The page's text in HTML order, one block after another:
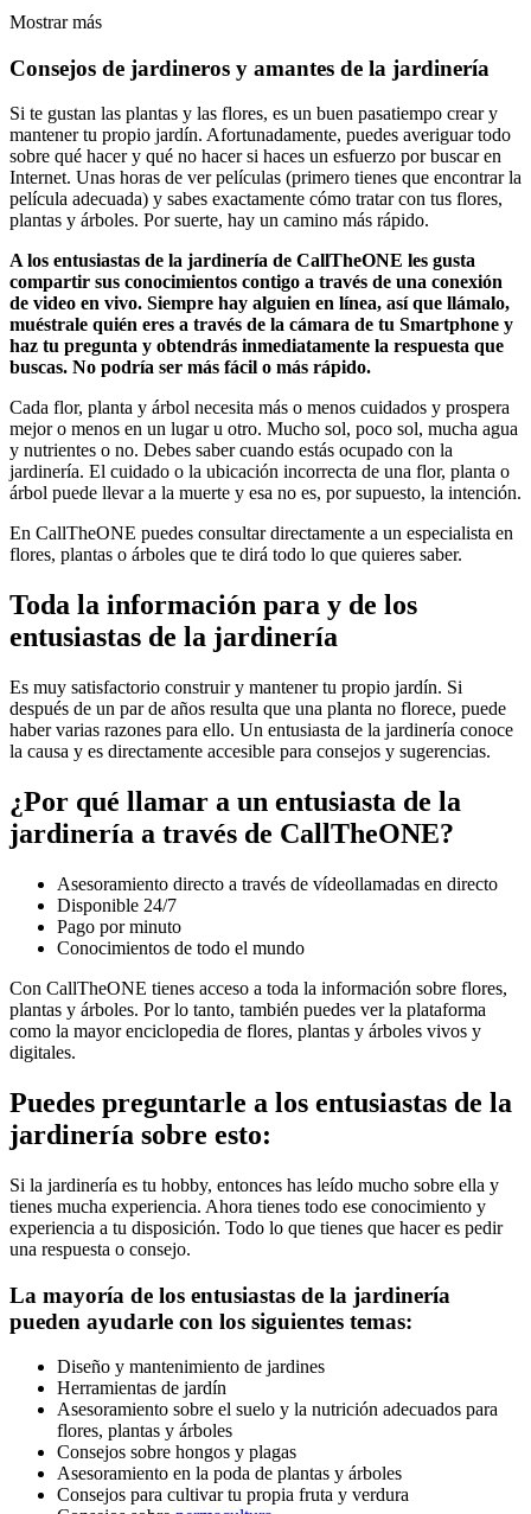
Mostrar más
Consejos de jardineros y amantes de la jardinería
Si te gustan las plantas y las flores, es un buen pasatiempo crear y
mantener tu propio jardín. Afortunadamente, puedes averiguar todo
sobre qué hacer y qué no hacer si haces un esfuerzo por buscar en
Internet. Unas horas de ver películas (primero tienes que encontrar la
película adecuada) y sabes exactamente cómo tratar con tus flores,
plantas y árboles. Por suerte, hay un camino más rápido.
A los entusiastas de la jardinería de CallTheONE les gusta
compartir sus conocimientos contigo a través de una conexión
de video en vivo. Siempre hay alguien en línea, así que llámalo,
muéstrale quién eres a través de la cámara de tu Smartphone y
haz tu pregunta y obtendrás inmediatamente la respuesta que
buscas. No podría ser más fácil o más rápido.
Cada flor, planta y árbol necesita más o menos cuidados y prospera
mejor o menos en un lugar u otro. Mucho sol, poco sol, mucha agua
y nutrientes o no. Debes saber cuando estás ocupado con la
jardinería. El cuidado o la ubicación incorrecta de una flor, planta o
árbol puede llevar a la muerte y esa no es, por supuesto, la intención.
En CallTheONE puedes consultar directamente a un especialista en
flores, plantas o árboles que te dirá todo lo que quieres saber.
Toda la información para y de los
entusiastas de la jardinería
Es muy satisfactorio construir y mantener tu propio jardín. Si
después de un par de años resulta que una planta no florece, puede
haber varias razones para ello. Un entusiasta de la jardinería conoce
la causa y es directamente accesible para consejos y sugerencias.
¿Por qué llamar a un entusiasta de la
jardinería a través de CallTheONE?
Asesoramiento directo a través de vídeollamadas en directo
Disponible 24/7
Pago por minuto
Conocimientos de todo el mundo
Con CallTheONE tienes acceso a toda la información sobre flores,
plantas y árboles. Por lo tanto, también puedes ver la plataforma
como la mayor enciclopedia de flores, plantas y árboles vivos y
digitales.
Puedes preguntarle a los entusiastas de la
jardinería sobre esto:
Si la jardinería es tu hobby, entonces has leído mucho sobre ella y
tienes mucha experiencia. Ahora tienes todo ese conocimiento y
experiencia a tu disposición. Todo lo que tienes que hacer es pedir
una respuesta o consejo.
La mayoría de los entusiastas de la jardinería
pueden ayudarle con los siguientes temas:
Diseño y mantenimiento de jardines
Herramientas de jardín
Asesoramiento sobre el suelo y la nutrición adecuados para
flores, plantas y árboles
Consejos sobre hongos y plagas
Asesoramiento en la poda de plantas y árboles
Consejos para cultivar tu propia fruta y verdura